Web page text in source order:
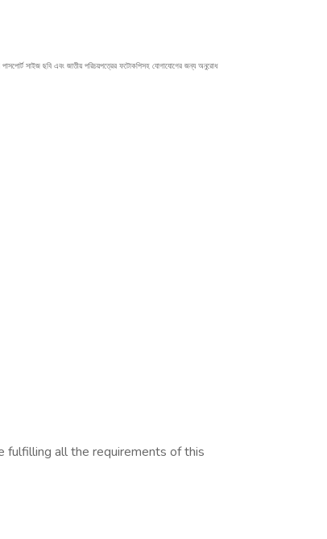
সাইজ ছবি এবং জাতীয় পরিচয়পত্রের ফটোকপিসহ যোগাযোগের জন্য অনুরোধ
fulfilling all the requirements of this